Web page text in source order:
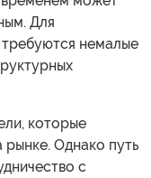
Для
немалые
которые
Однако путь
с